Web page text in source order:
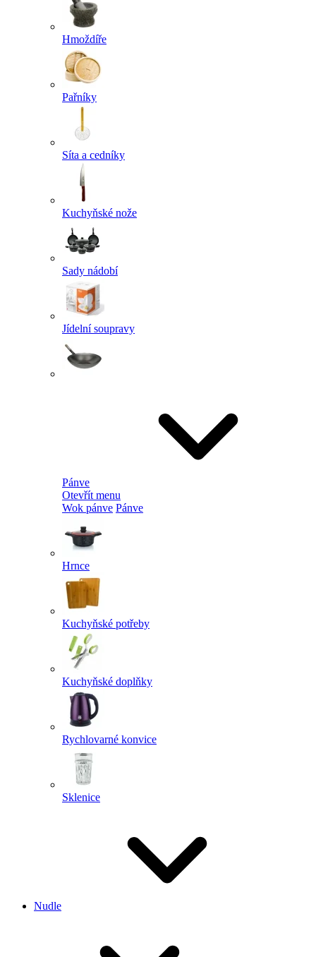
Hmoždíře
Pařníky
Síta a cedníky
Kuchyňské nože
Sady nádobí
Jídelní soupravy
Pánve
Otevřít menu
Wok pánve Pánve
Hrnce
Kuchyňské potřeby
Kuchyňské doplňky
Rychlovarné konvice
Sklenice
Nudle